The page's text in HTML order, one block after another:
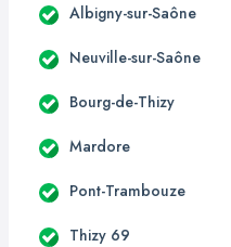
Albigny-sur-Saône
Neuville-sur-Saône
Bourg-de-Thizy
Mardore
Pont-Trambouze
Thizy 69